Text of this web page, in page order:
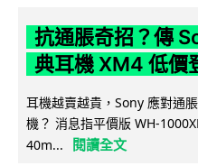
抗通脹奇招？傳
典耳機 XM4 低價
耳機越賣越貴，Sony 應對通
機？ 消息指平價版 WH-
40m...
閱讀全文